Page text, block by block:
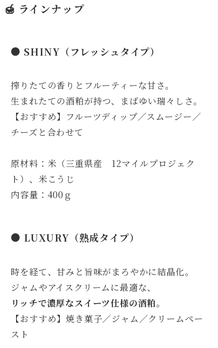
🍯 ラインナップ
● SHINY（フレッシュタイプ）
搾りたての香りとフルーティーな甘さ。
生まれたての酒粕が持つ、まばゆい瑞々しさ。
【おすすめ】フルーツディップ／スムージー／
チーズと合わせて
原材料：米（三重県産 12マイルプロジェク
ト）、米こうじ
内容量：400ｇ
● LUXURY（熟成タイプ）
時を経て、甘みと旨味がまろやかに結晶化。
ジャムやアイスクリームに最適な、
リッチで濃厚なスイーツ仕様の酒粕。
【おすすめ】焼き菓子／ジャム／クリームペー
スト